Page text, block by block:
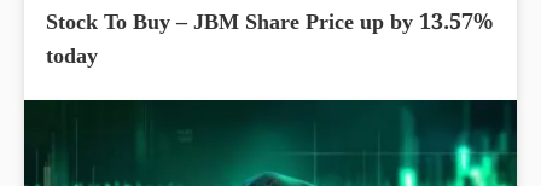
Stock To Buy – JBM Share Price up by 13.57%
today